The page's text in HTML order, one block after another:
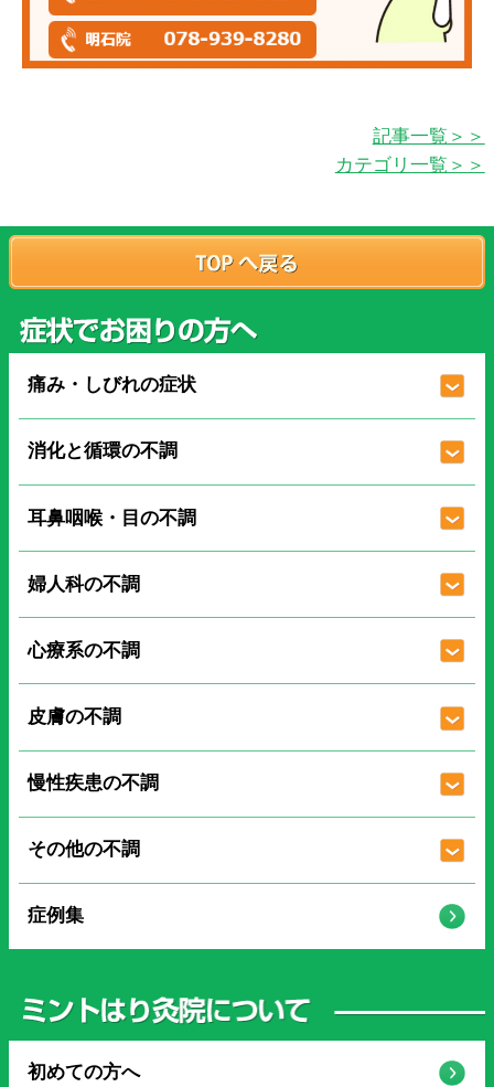
記事一覧＞＞
カテゴリ一覧＞＞
痛み・しびれの症状
消化と循環の不調
耳鼻咽喉・目の不調
婦人科の不調
心療系の不調
皮膚の不調
慢性疾患の不調
その他の不調
症例集
初めての方へ